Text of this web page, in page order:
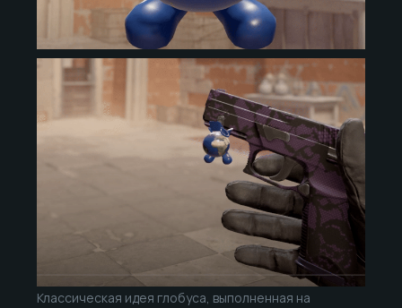
Классическая идея глобуса, выполненная на